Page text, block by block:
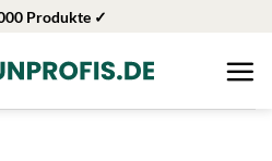
Produkte ✓